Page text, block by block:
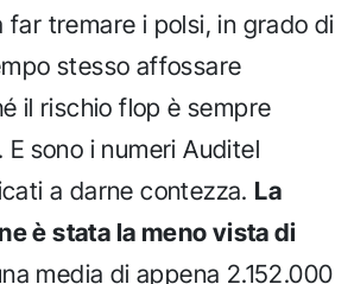
tremare i polsi, in grado di
stesso affossare
il rischio flop è sempre
sono i numeri Auditel
a darne contezza. La
è stata la meno vista di
media di appena 2.152.000